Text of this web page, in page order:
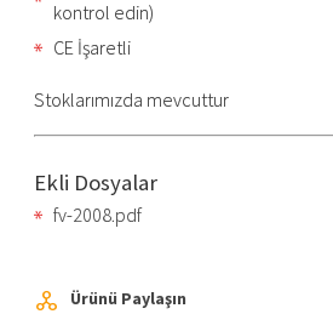
kontrol edin)
CE İşaretli
Stoklarımızda mevcuttur
Ekli Dosyalar
fv-2008.pdf
Ürünü Paylaşın